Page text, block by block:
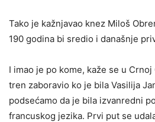
Tako je kažnjavao knez Miloš
190 godina bi sredio i današnje
I imao je po kome, kaže se u
tren zaboravio ko je bila Vasilija
podsećamo da je bila izvanredni
francuskog jezika. Prvi put se